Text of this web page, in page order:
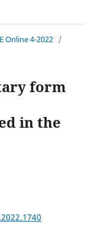
Online 4-2022 /
form
in the